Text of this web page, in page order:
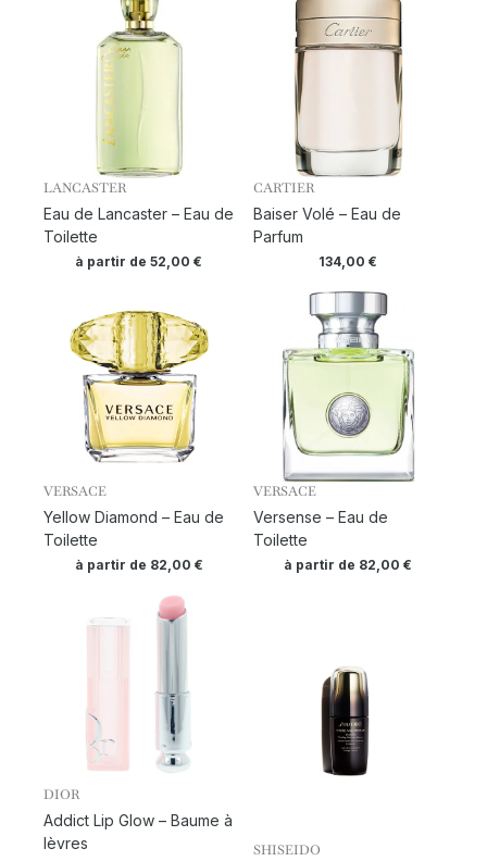
LANCASTER
Eau de Lancaster – Eau de
Toilette
à partir de52,00€
CARTIER
Baiser Volé – Eau de
Parfum
134,00€
VERSACE
Yellow Diamond – Eau de
Toilette
à partir de 82,00 €
VERSACE
Versense – Eau de
Toilette
à partir de 82,00€
DIOR
Addict Lip Glow – Baume à
lèvres
SHISEIDO